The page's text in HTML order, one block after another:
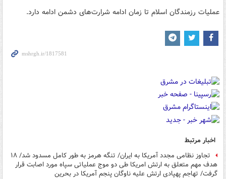
عملیات رزمندگان اسلام تا زمان ادامه شرارت‌های دشمن ادامه دارد.
اخبار مرتبط
تجاوز نظامی مجدد آمریکا به ایران/ تنگه هرمز به طور کامل مسدود شد/ ۱۸
هدف مهم متعلق به ارتش امریکا طی دو موج عملیاتی سپاه مورد اصابت قرار
گرفت/ تهاجم پهپادی ارتش علیه ناوگان پنجم آمریکا در بحرین